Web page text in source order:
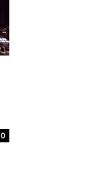
0